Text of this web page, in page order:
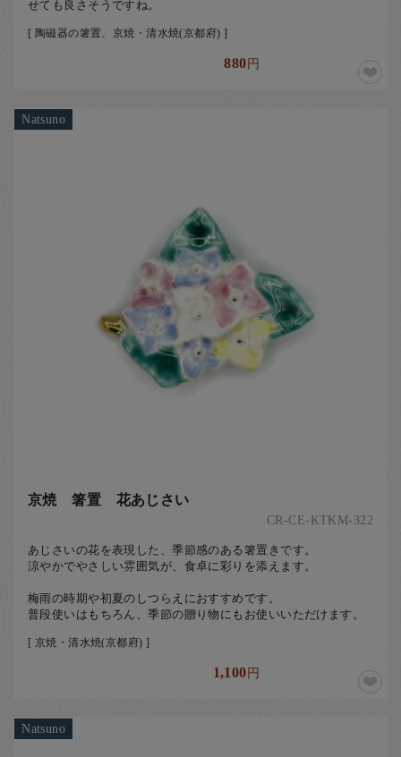
せても良さそうですね。
[ 陶磁器の箸置、京焼・清水焼(京都府) ]
880円
Natsuno
京焼 箸置 花あじさい
CR-CE-KTKM-322
あじさいの花を表現した、季節感のある箸置きです。
涼やかでやさしい雰囲気が、食卓に彩りを添えます。
梅雨の時期や初夏のしつらえにおすすめです。
普段使いはもちろん、季節の贈り物にもお使いいただけます。
[ 京焼・清水焼(京都府) ]
1,100円
Natsuno